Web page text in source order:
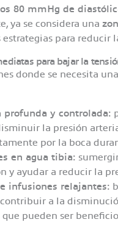
80 mmHg de
ya se considera una
estrategias para reducir
para bajar la
donde se necesita
profunda y controlada:
la presión
por la boca
en agua tibia:
y ayudar a reducir la
infusiones relajantes:
a la
pueden ser